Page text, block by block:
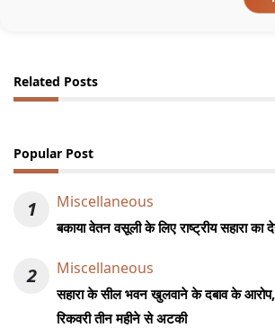
Related Posts
Popular Post
1 Miscellaneous
बकाया वेतन वसूली के लिए राष्ट्रीय सहारा का
2 Miscellaneous
सहारा के सील भवन खुलवाने के दबाव के आरोप,
रिकवरी तीन महीने से अटकी